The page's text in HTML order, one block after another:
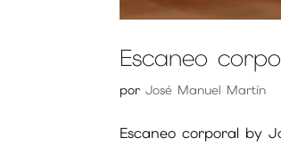
Escaneo
porJosé Manuel Martín
Escaneo corporal by